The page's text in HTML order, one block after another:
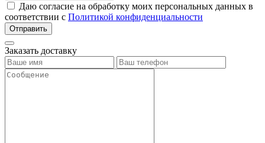
Даю согласие на обработку моих персональных данных в
соответствии с Политикой конфиденциальности
Отправить
Заказать доставку